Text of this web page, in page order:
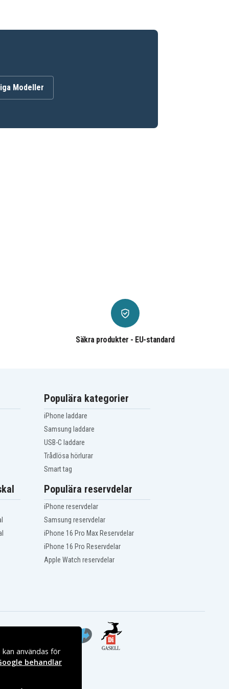
Modeller
Säkra produkter - EU-standard
Populära kategorier
iPhone laddare
Samsung laddare
USB-C laddare
Trådlösa hörlurar
Smart tag
Populära reservdelar
iPhone reservdelar
Samsung reservdelar
iPhone 16 Pro Max Reservdelar
iPhone 16 Pro Reservdelar
Apple Watch reservdelar
användas för
behandlar